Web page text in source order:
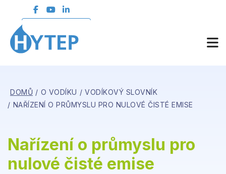
DOMŮ O VODÍKU
VODÍKOVÝ SLOVNÍK
NAŘÍZENÍ O PRŮMYSLU PRO NULOVÉ ČISTÉ EMISE
Nařízení o průmyslu pro
nulové čisté emise